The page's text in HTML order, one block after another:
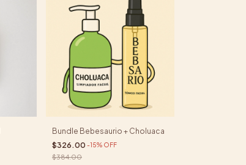
Bundle Bebesaurio + Choluaca
$326.00 -15% OFF
$384.00